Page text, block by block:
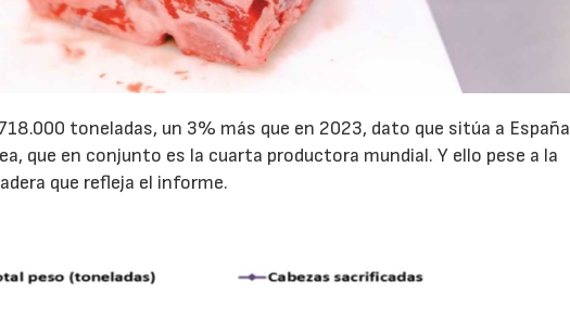
toneladas, un 3% más que en 2023, dato que sitúa a España
que en conjunto es la cuarta productora mundial. Y ello pese a la
que refleja el informe.